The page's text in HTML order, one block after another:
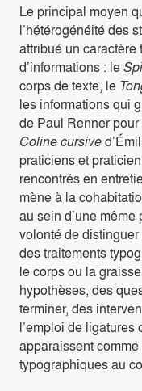
Le principal moyen
l’hétérogénéité des
attribué un
d’informations : le
corps de texte, le
les informations qui
de Paul Renner
Coline cursive
praticiens et
rencontrés en
mène à la
au sein d’une
volonté de
des traitements
le corps ou la
hypothèses, des
terminer, des
l’emploi de ligatures
apparaissent
typographiques au